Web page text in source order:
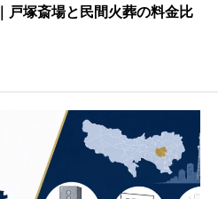
戸塚斎場と民間火葬の料金比